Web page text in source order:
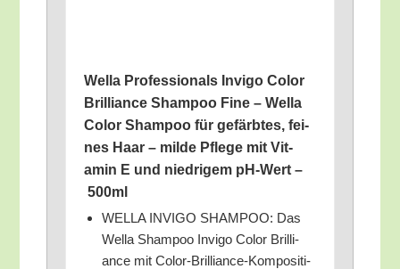
Wel­la Pro­fes­sio­nals Invi­go Color
Bril­li­ance Sham­poo Fine – Wel­la
Color Sham­poo für gefärb­tes, fei­
nes Haar – mil­de Pfle­ge mit Vit­
amin E und nied­ri­gem pH-Wert –
500ml
WELLA INVIGO SHAMPOO: Das
Wel­la Sham­poo Invi­go Color Bril­li­
ance mit Color-Bril­li­ance-Kom­po­si­ti­